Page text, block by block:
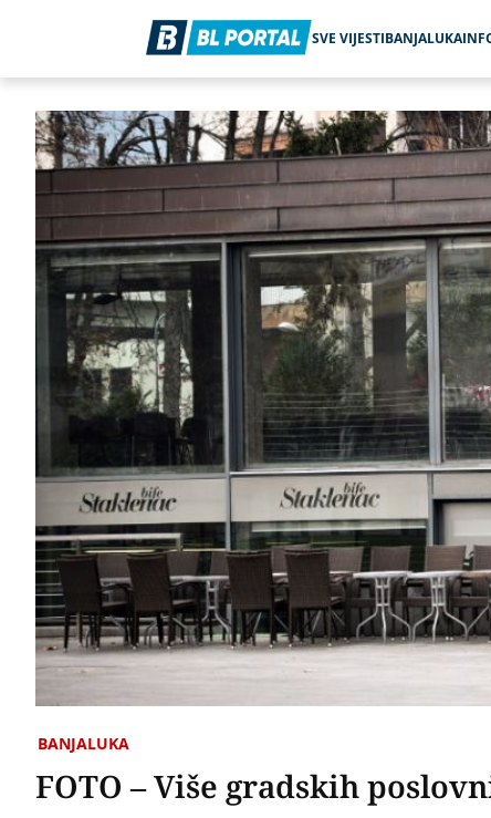
SVE VIJESTIBANJALUKA
BANJALUKA
FOTO – Više gradskih